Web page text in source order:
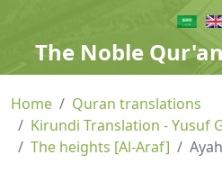
The Noble
Home
Quran translations
Kirundi Translation - Yusuf
The heights [Al-Araf]